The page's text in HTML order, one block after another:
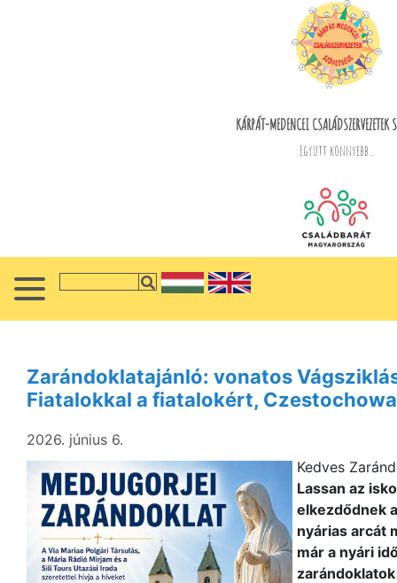
KÁRPÁT-MEDENCEI CSALÁDSZERVEZETEK
Együtt könnyebb...
Zarándoklatajánló: vonatos
Fiatalokkal a fiatalokért,
2026. június 6.
Kedves
Lassan az
elkezdődnek
nyárias arcát
már a nyári